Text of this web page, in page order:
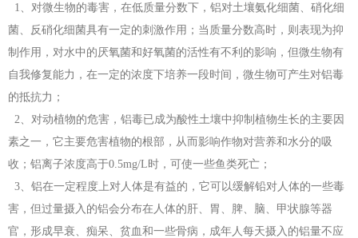
1、对微生物的毒害，在低质量分数下，铝对土壤氨化细菌、硝化细
菌、反硝化细菌具有一定的刺激作用；当质量分数高时，则表现为抑
制作用，对水中的厌氧菌和好氧菌的活性有不利的影响，但微生物有
自我修复能力，在一定的浓度下培养一段时间，微生物可产生对铝毒
的抵抗力；
2、对动植物的危害，铝毒已成为酸性土壤中抑制植物生长的主要因
素之一，它主要危害植物的根部，从而影响作物对营养和水分的吸
收；铝离子浓度高于0.5mg/L时，可使一些鱼类死亡；
3、铝在一定程度上对人体是有益的，它可以缓解铅对人体的一些毒
害，但过量摄入的铝会分布在人体的肝、胃、脾、脑、甲状腺等器
官，形成早衰、痴呆、贫血和一些骨病，成年人每天摄入的铝量不应